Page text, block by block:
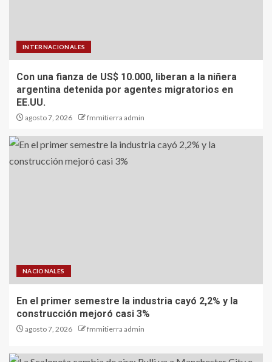
INTERNACIONALES
Con una fianza de US$ 10.000, liberan a la niñera
argentina detenida por agentes migratorios en
EE.UU.
agosto 7, 2026 fmmitierra admin
NACIONALES
En el primer semestre la industria cayó 2,2% y la
construcción mejoró casi 3%
agosto 7, 2026 fmmitierra admin